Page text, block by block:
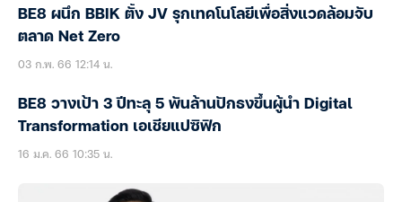
BE8 ผนึก BBIK ตั้ง JV รุกเทคโนโลยีเพื่อสิ่งแวดล้อมจับ
ตลาด Net Zero
03 ก.พ. 66 12:14 น.
BE8 วางเป้า 3 ปีทะลุ 5 พันล้านปักธงขึ้นผู้นำ Digital
Transformation เอเชียแปซิฟิก
16 ม.ค. 66 10:35 น.